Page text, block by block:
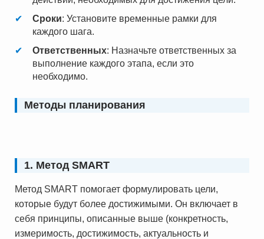
Сроки: Установите временные рамки для
каждого шага.
Ответственных: Назначьте ответственных за
выполнение каждого этапа, если это
необходимо.
Методы планирования
1. Метод SMART
Метод SMART помогает формулировать цели,
которые будут более достижимыми. Он включает в
себя принципы, описанные выше (конкретность,
измеримость, достижимость, актуальность и